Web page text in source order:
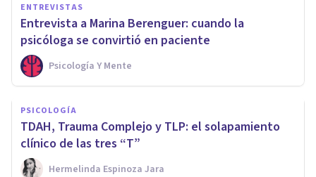
ENTREVISTAS
Entrevista a Marina Berenguer: cuando la
psicóloga se convirtió en paciente
Psicología Y Mente
PSICOLOGÍA
TDAH, Trauma Complejo y TLP: el solapamiento
clínico de las tres “T”
Hermelinda Espinoza Jara